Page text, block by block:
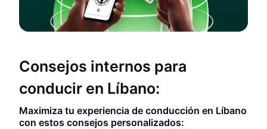
Consejos internos para
conducir en Líbano:
Maximiza tu experiencia de conducción en Líbano
con estos consejos personalizados: